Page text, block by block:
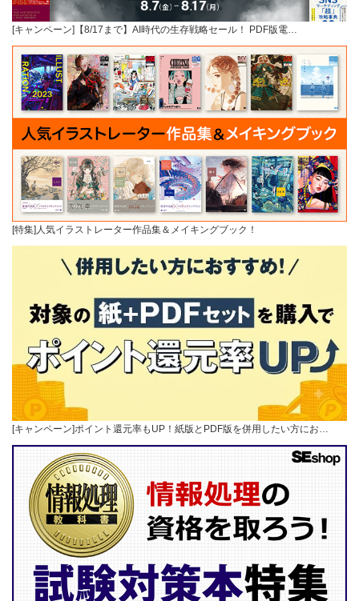
[キャンペーン]【8/17まで】AI時代の生存戦略セール！ PDF版電…
[特集]人気イラストレーター作品集＆メイキングブック！
[キャンペーン]ポイント還元率もUP！紙版とPDF版を併用したい方にお…